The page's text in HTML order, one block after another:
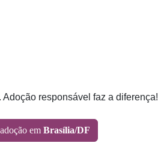
responsável faz a diferença!
em Brasília/DF